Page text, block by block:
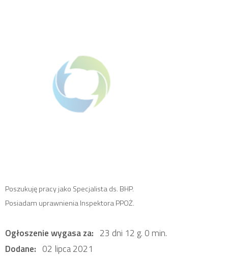
Poszukuję pracy jako Specjalista ds. BHP.
Posiadam uprawnienia Inspektora PPOŻ.
Ogłoszenie wygasa za: 23 dni 12 g. 0 min.
Dodane: 02 lipca 2021